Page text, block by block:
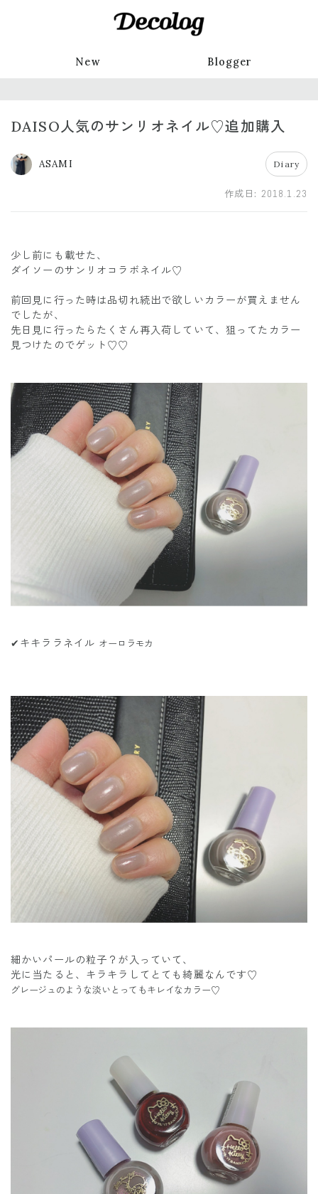
New Blogger
DAISO人気のサンリオネイル♡追加購入
ASAMI Diary
作成日: 2018.1.23
少し前にも載せた、
ダイソーのサンリオコラボネイル♡
前回見に行った時は品切れ続出で欲しいカラーが買えません
でしたが、
先日見に行ったらたくさん再入荷していて、狙ってたカラー
見つけたのでゲット♡♡
✔︎キキララネイル オーロラモカ
細かいパールの粒子？が入っていて、
光に当たると、キラキラしてとても綺麗なんです♡
グレージュのような淡いとってもキレイなカラー♡